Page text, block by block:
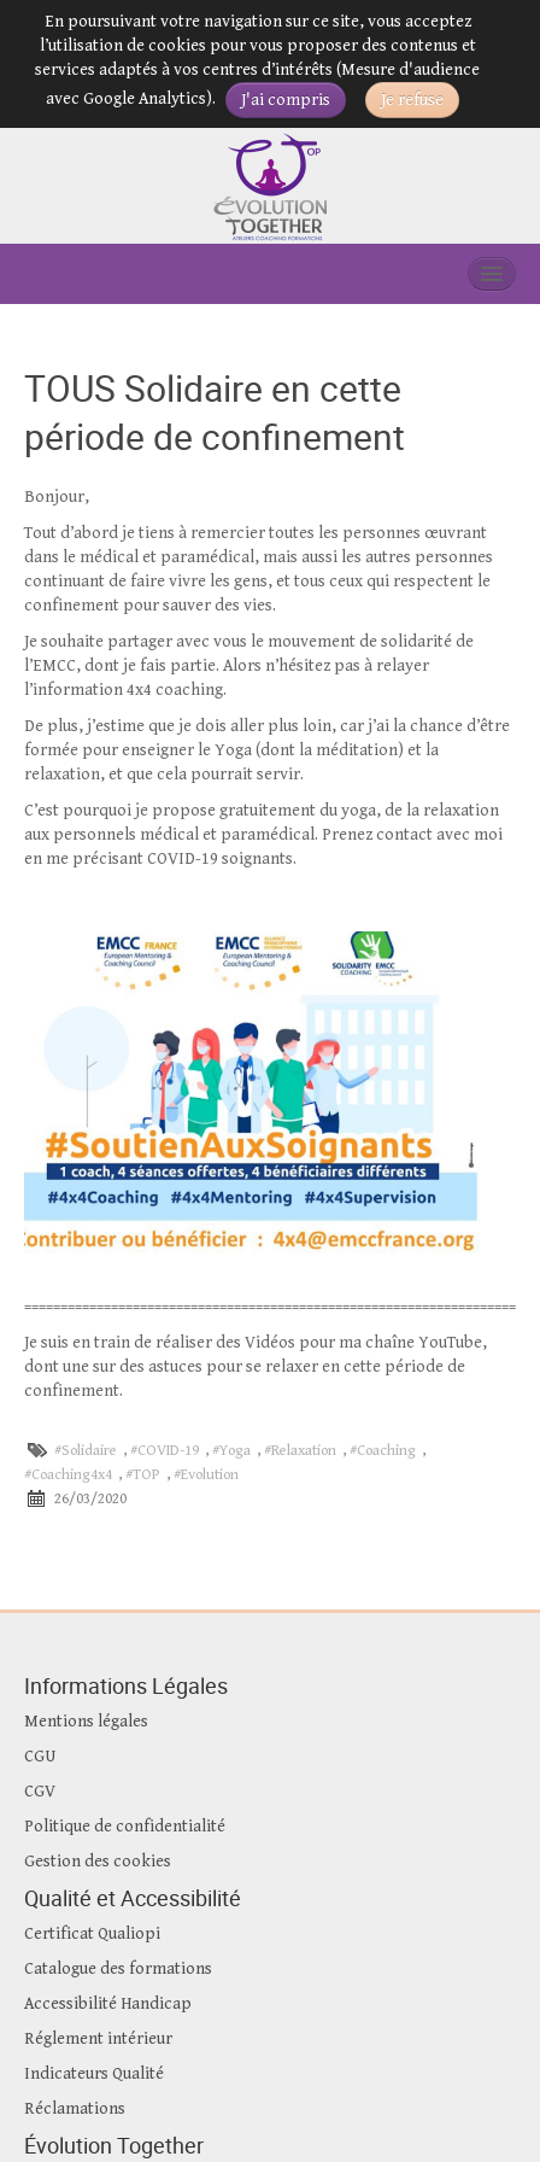
En poursuivant votre navigation sur ce site, vous acceptez
l’utilisation de cookies pour vous proposer des contenus et
services adaptés à vos centres d’intérêts (Mesure d'audience
avec Google Analytics).
J'ai compris Je refuse
Bilan de compétences et VAE
Méthodes RGT
Contact
TOUS Solidaire en cette
période de confinement
Bonjour,
Tout d’abord je tiens à remercier toutes les personnes œuvrant
dans le médical et paramédical, mais aussi les autres personnes
continuant de faire vivre les gens, et tous ceux qui respectent le
confinement pour sauver des vies.
Je souhaite partager avec vous le mouvement de solidarité de
l’EMCC, dont je fais partie. Alors n’hésitez pas à relayer
l’information 4x4 coaching.
De plus, j’estime que je dois aller plus loin, car j’ai la chance d’être
formée pour enseigner le Yoga (dont la méditation) et la
relaxation, et que cela pourrait servir.
C’est pourquoi je propose gratuitement du yoga, de la relaxation
aux personnels médical et paramédical. Prenez contact avec moi
en me précisant COVID-19 soignants.
====================================================================
Je suis en train de réaliser des Vidéos pour ma chaîne YouTube,
dont une sur des astuces pour se relaxer en cette période de
confinement.
#Solidaire , #COVID-19 , #Yoga , #Relaxation , #Coaching ,
#Coaching4x4 , #TOP , #Evolution
26/03/2020
Informations Légales
Mentions légales
CGU
CGV
Politique de confidentialité
Gestion des cookies
Qualité et Accessibilité
Certificat Qualiopi
Catalogue des formations
Accessibilité Handicap
Réglement intérieur
Indicateurs Qualité
Réclamations
Évolution Together